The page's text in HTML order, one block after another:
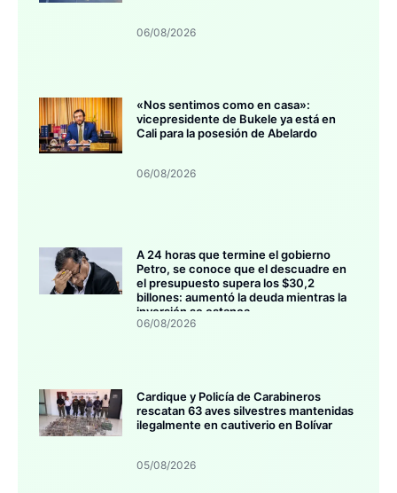
06/08/2026
«Nos sentimos como en casa»:
vicepresidente de Bukele ya está en
Cali para la posesión de Abelardo
06/08/2026
A 24 horas que termine el gobierno
Petro, se conoce que el descuadre en
el presupuesto supera los $30,2
billones: aumentó la deuda mientras la
inversión se estanca
06/08/2026
Cardique y Policía de Carabineros
rescatan 63 aves silvestres mantenidas
ilegalmente en cautiverio en Bolívar
05/08/2026